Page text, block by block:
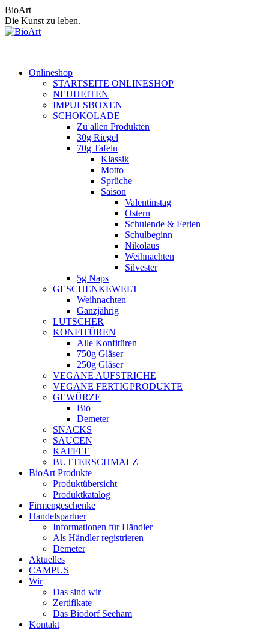
Zum
Inhalt
springen
BioArt
Die Kunst zu leben.
Onlineshop
STARTSEITE ONLINESHOP
NEUHEITEN
IMPULSBOXEN
SCHOKOLADE
Zu allen Produkten
30g Riegel
70g Tafeln
Klassik
Motto
Sprüche
Saison
Valentinstag
Ostern
Schulende & Ferien
Schulbeginn
Nikolaus
Weihnachten
Silvester
5g Naps
GESCHENKEWELT
Weihnachten
Ganzjährig
LUTSCHER
KONFITÜREN
Alle Konfitüren
750g Gläser
250g Gläser
VEGANE AUFSTRICHE
VEGANE FERTIGPRODUKTE
GEWÜRZE
Bio
Demeter
SNACKS
SAUCEN
KAFFEE
BUTTERSCHMALZ
BioArt Produkte
Produktübersicht
Produktkatalog
Firmengeschenke
Handelspartner
Informationen für Händler
Als Händler registrieren
Demeter
Aktuelles
CAMPUS
Wir
Das sind wir
Zertifikate
Das Biodorf Seeham
Kontakt